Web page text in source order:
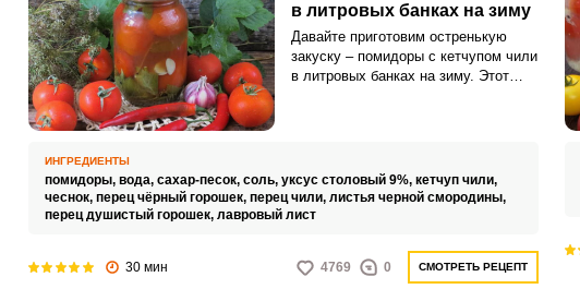
в литровых банках на зиму
Давайте приготовим остренькую
закуску – помидоры с кетчупом чили
в литровых банках на зиму. Этот
ИНГРЕДИЕНТЫ
помидоры, вода, сахар-песок, соль, уксус столовый 9%, кетчуп чили,
чеснок, перец чёрный горошек, перец чили, листья черной смородины,
перец душистый горошек, лавровый лист
30 мин 4769 0 СМОТРЕТЬ РЕЦЕПТ